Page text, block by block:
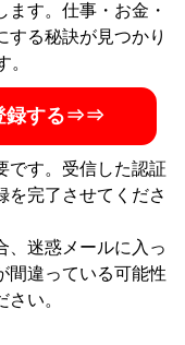
す。仕事・お金・
る秘訣が見つかり
。
録する⇒⇒
です。受信した認証
を完了させてくださ
迷惑メールに入っ
間違っている可能性
い。